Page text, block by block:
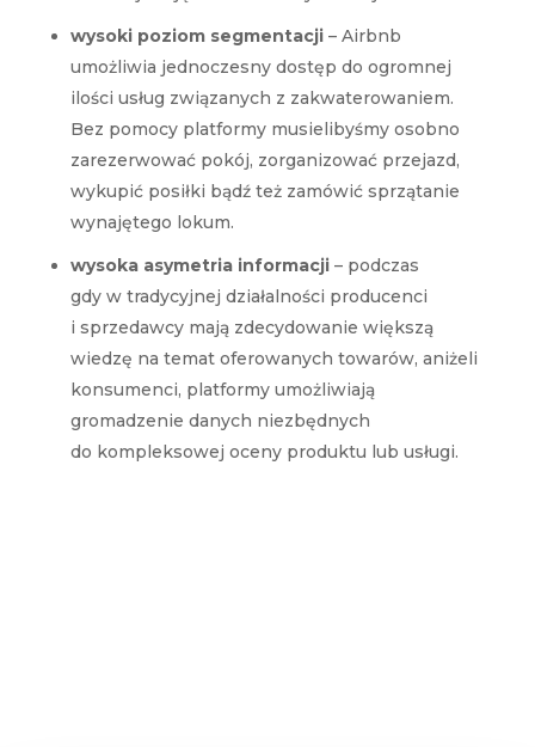
wysoki poziom segmentacji– Airbnb
umożliwia jednoczesny dostęp do ogromnej
ilości usług związanych z zakwaterowaniem.
Bez pomocy platformy musielibyśmy osobno
zarezerwować pokój, zorganizować przejazd,
wykupić posiłki bądź też zamówić sprzątanie
wynajętego lokum.
wysoka asymetria informacji– podczas
gdy w tradycyjnej działalności producenci
i sprzedawcy mają zdecydowanie większą
wiedzę na temat oferowanych towarów, aniżeli
konsumenci, platformy umożliwiają
gromadzenie danych niezbędnych
do kompleksowej oceny produktu lub usługi.